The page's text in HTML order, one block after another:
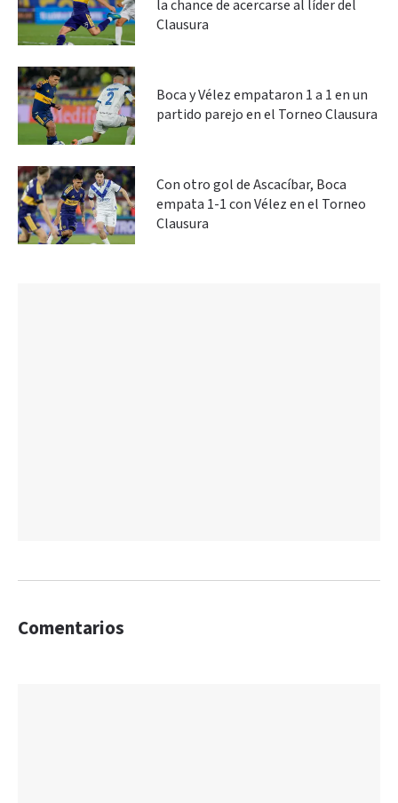
la chance de acercarse al líder del
Clausura
Boca y Vélez empataron 1 a 1 en un
partido parejo en el Torneo Clausura
Con otro gol de Ascacíbar, Boca
empata 1-1 con Vélez en el Torneo
Clausura
Comentarios